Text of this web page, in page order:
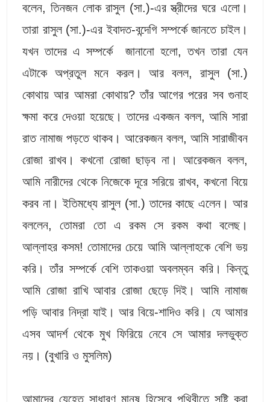
বলেন, তিনজন লোক রাসুল (সা.)-এর স্ত্রীদের ঘরে এলো।
তারা রাসুল (সা.)-এর ইবাদত-বন্দেগি সম্পর্কে জানতে চাইল।
যখন তাদের এ সম্পর্কে জানানো হলো, তখন তারা যেন
এটাকে অপ্রতুল মনে করল। আর বলল, রাসুল (সা.)
কোথায় আর আমরা কোথায়? তাঁর আগের পরের সব গুনাহ
ক্ষমা করে দেওয়া হয়েছে। তাদের একজন বলল, আমি সারা
রাত নামাজ পড়তে থাকব। আরেকজন বলল, আমি সারাজীবন
রোজা রাখব। কখনো রোজা ছাড়ব না। আরেকজন বলল,
আমি নারীদের থেকে নিজেকে দূরে সরিয়ে রাখব, কখনো বিয়ে
করব না। ইতিমধ্যে রাসুল (সা.) তাদের কাছে এলেন। আর
বললেন, তোমরা তো এ রকম সে রকম কথা বলেছ।
আল্লাহর কসম! তোমাদের চেয়ে আমি আল্লাহকে বেশি ভয়
করি। তাঁর সম্পর্কে বেশি তাকওয়া অবলম্বন করি। কিন্তু
আমি রোজা রাখি আবার রোজা ছেড়ে দিই। আমি নামাজ
পড়ি আবার নিদ্রা যাই। আর বিয়ে-শাদিও করি। যে আমার
এসব আদর্শ থেকে মুখ ফিরিয়ে নেবে সে আমার দলভুক্ত
নয়। (বুখারি ও মুসলিম)
আমাদের যেহেতু সাধারণ মানুষ হিসেবে পৃথিবীতে সৃষ্টি করা